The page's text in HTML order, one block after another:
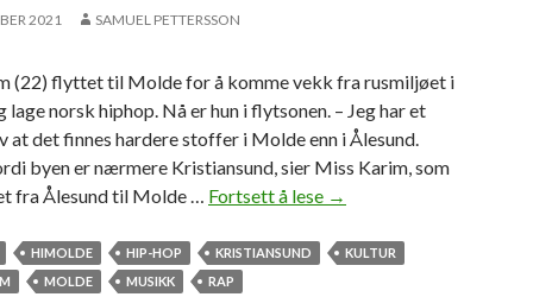
s
e
s
t
e
n
a
2021 SAMUEL PETTERSSON
(22) flyttet til Molde for å komme vekk fra rusmiljøet i
lage norsk hiphop. Nå er hun i flytsonen. – Jeg har et
at det finnes hardere stoffer i Molde enn i Ålesund.
byen er nærmere Kristiansund, sier Miss Karim, som
fra Ålesund til Molde … Fortsett å lese M
s
→
HIMOLDE HIP-HOP KRISTIANSUND
KULTUR
MOLDE MUSIKK
RAP